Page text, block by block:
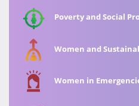
Poverty and Social
Women and
Women in